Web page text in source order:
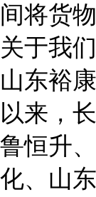
间将货物
关于我们
山东裕
以来，
鲁恒升
化、山